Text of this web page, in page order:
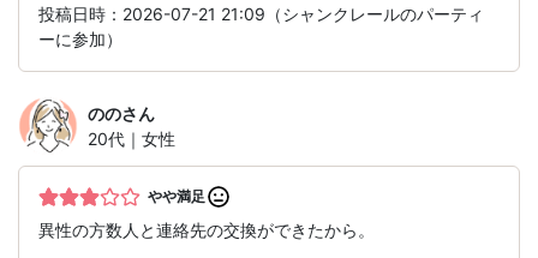
投稿日時：2026-07-21 21:09（シャンクレールのパーティ
ーに参加）
ののさん
20代｜女性
やや満足
異性の方数人と連絡先の交換ができたから。